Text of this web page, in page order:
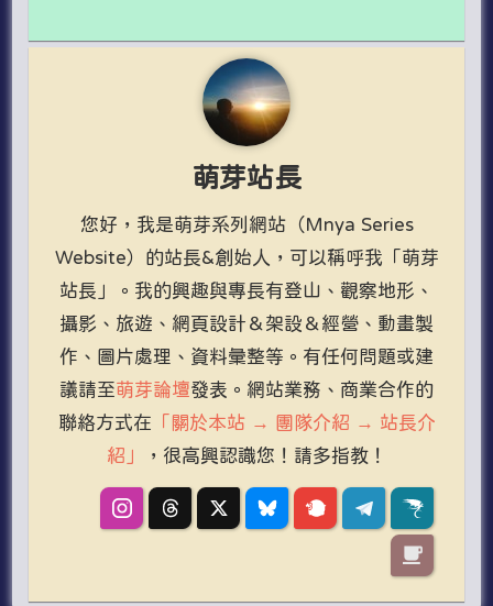
萌芽站長
您好，我是萌芽系列網站（Mnya Series
Website）的站長&創始人，可以稱呼我「萌芽
站長」。我的興趣與專長有登山、觀察地形、
攝影、旅遊、網頁設計＆架設＆經營、動畫製
作、圖片處理、資料彙整等。有任何問題或建
議請至萌芽論壇發表。網站業務、商業合作的
聯絡方式在 「關於本站 → 團隊介紹 → 站長介
紹」
，很高興認識您！請多指教！